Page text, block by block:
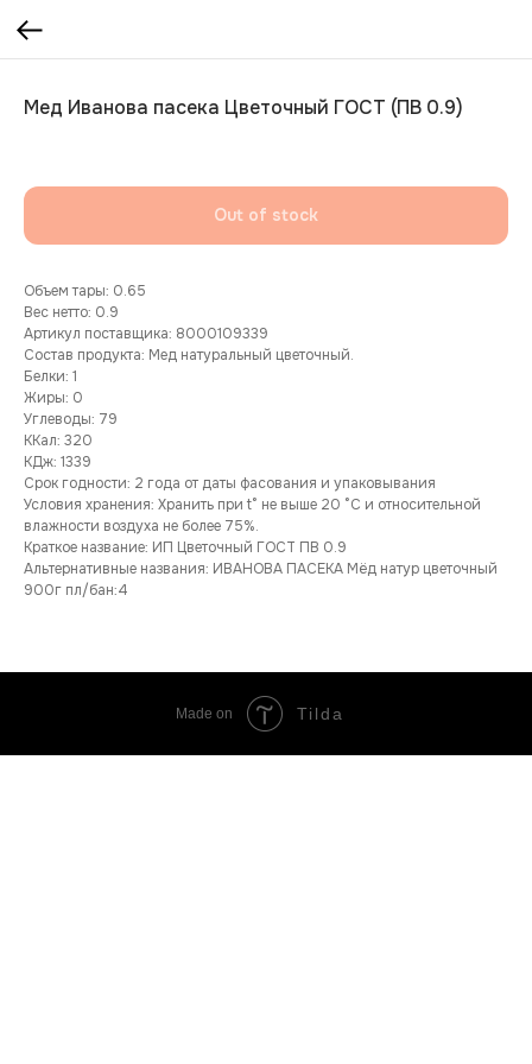
Мед Иванова пасека Цветочный ГОСТ (ПВ 0.9)
Out of stock
Объем тары: 0.65
Вес нетто: 0.9
Артикул поставщика: 8000109339
Состав продукта: Мед натуральный цветочный.
Белки: 1
Жиры: 0
Углеводы: 79
ККал: 320
КДж: 1339
Срок годности: 2 года от даты фасования и упаковывания
Условия хранения: Хранить при t° не выше 20 °С и относительной
влажности воздуха не более 75%.
Краткое название: ИП Цветочный ГОСТ ПВ 0.9
Альтернативные названия: ИВАНОВА ПАСЕКА Мёд натур цветочный
900г пл/бан:4
Made on Tilda